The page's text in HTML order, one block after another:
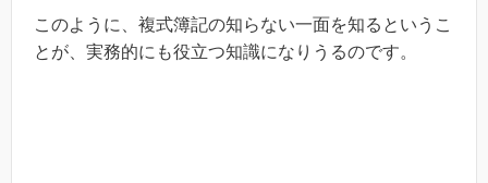
このように、複式簿記の知らない一面を知るというこ
とが、実務的にも役立つ知識になりうるのです。